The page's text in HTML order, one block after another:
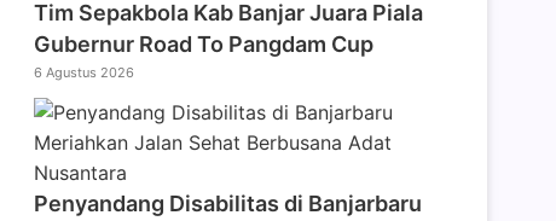
Tim Sepakbola Kab Banjar Juara Piala
Gubernur Road To Pangdam Cup
6 Agustus 2026
Penyandang Disabilitas di Banjarbaru